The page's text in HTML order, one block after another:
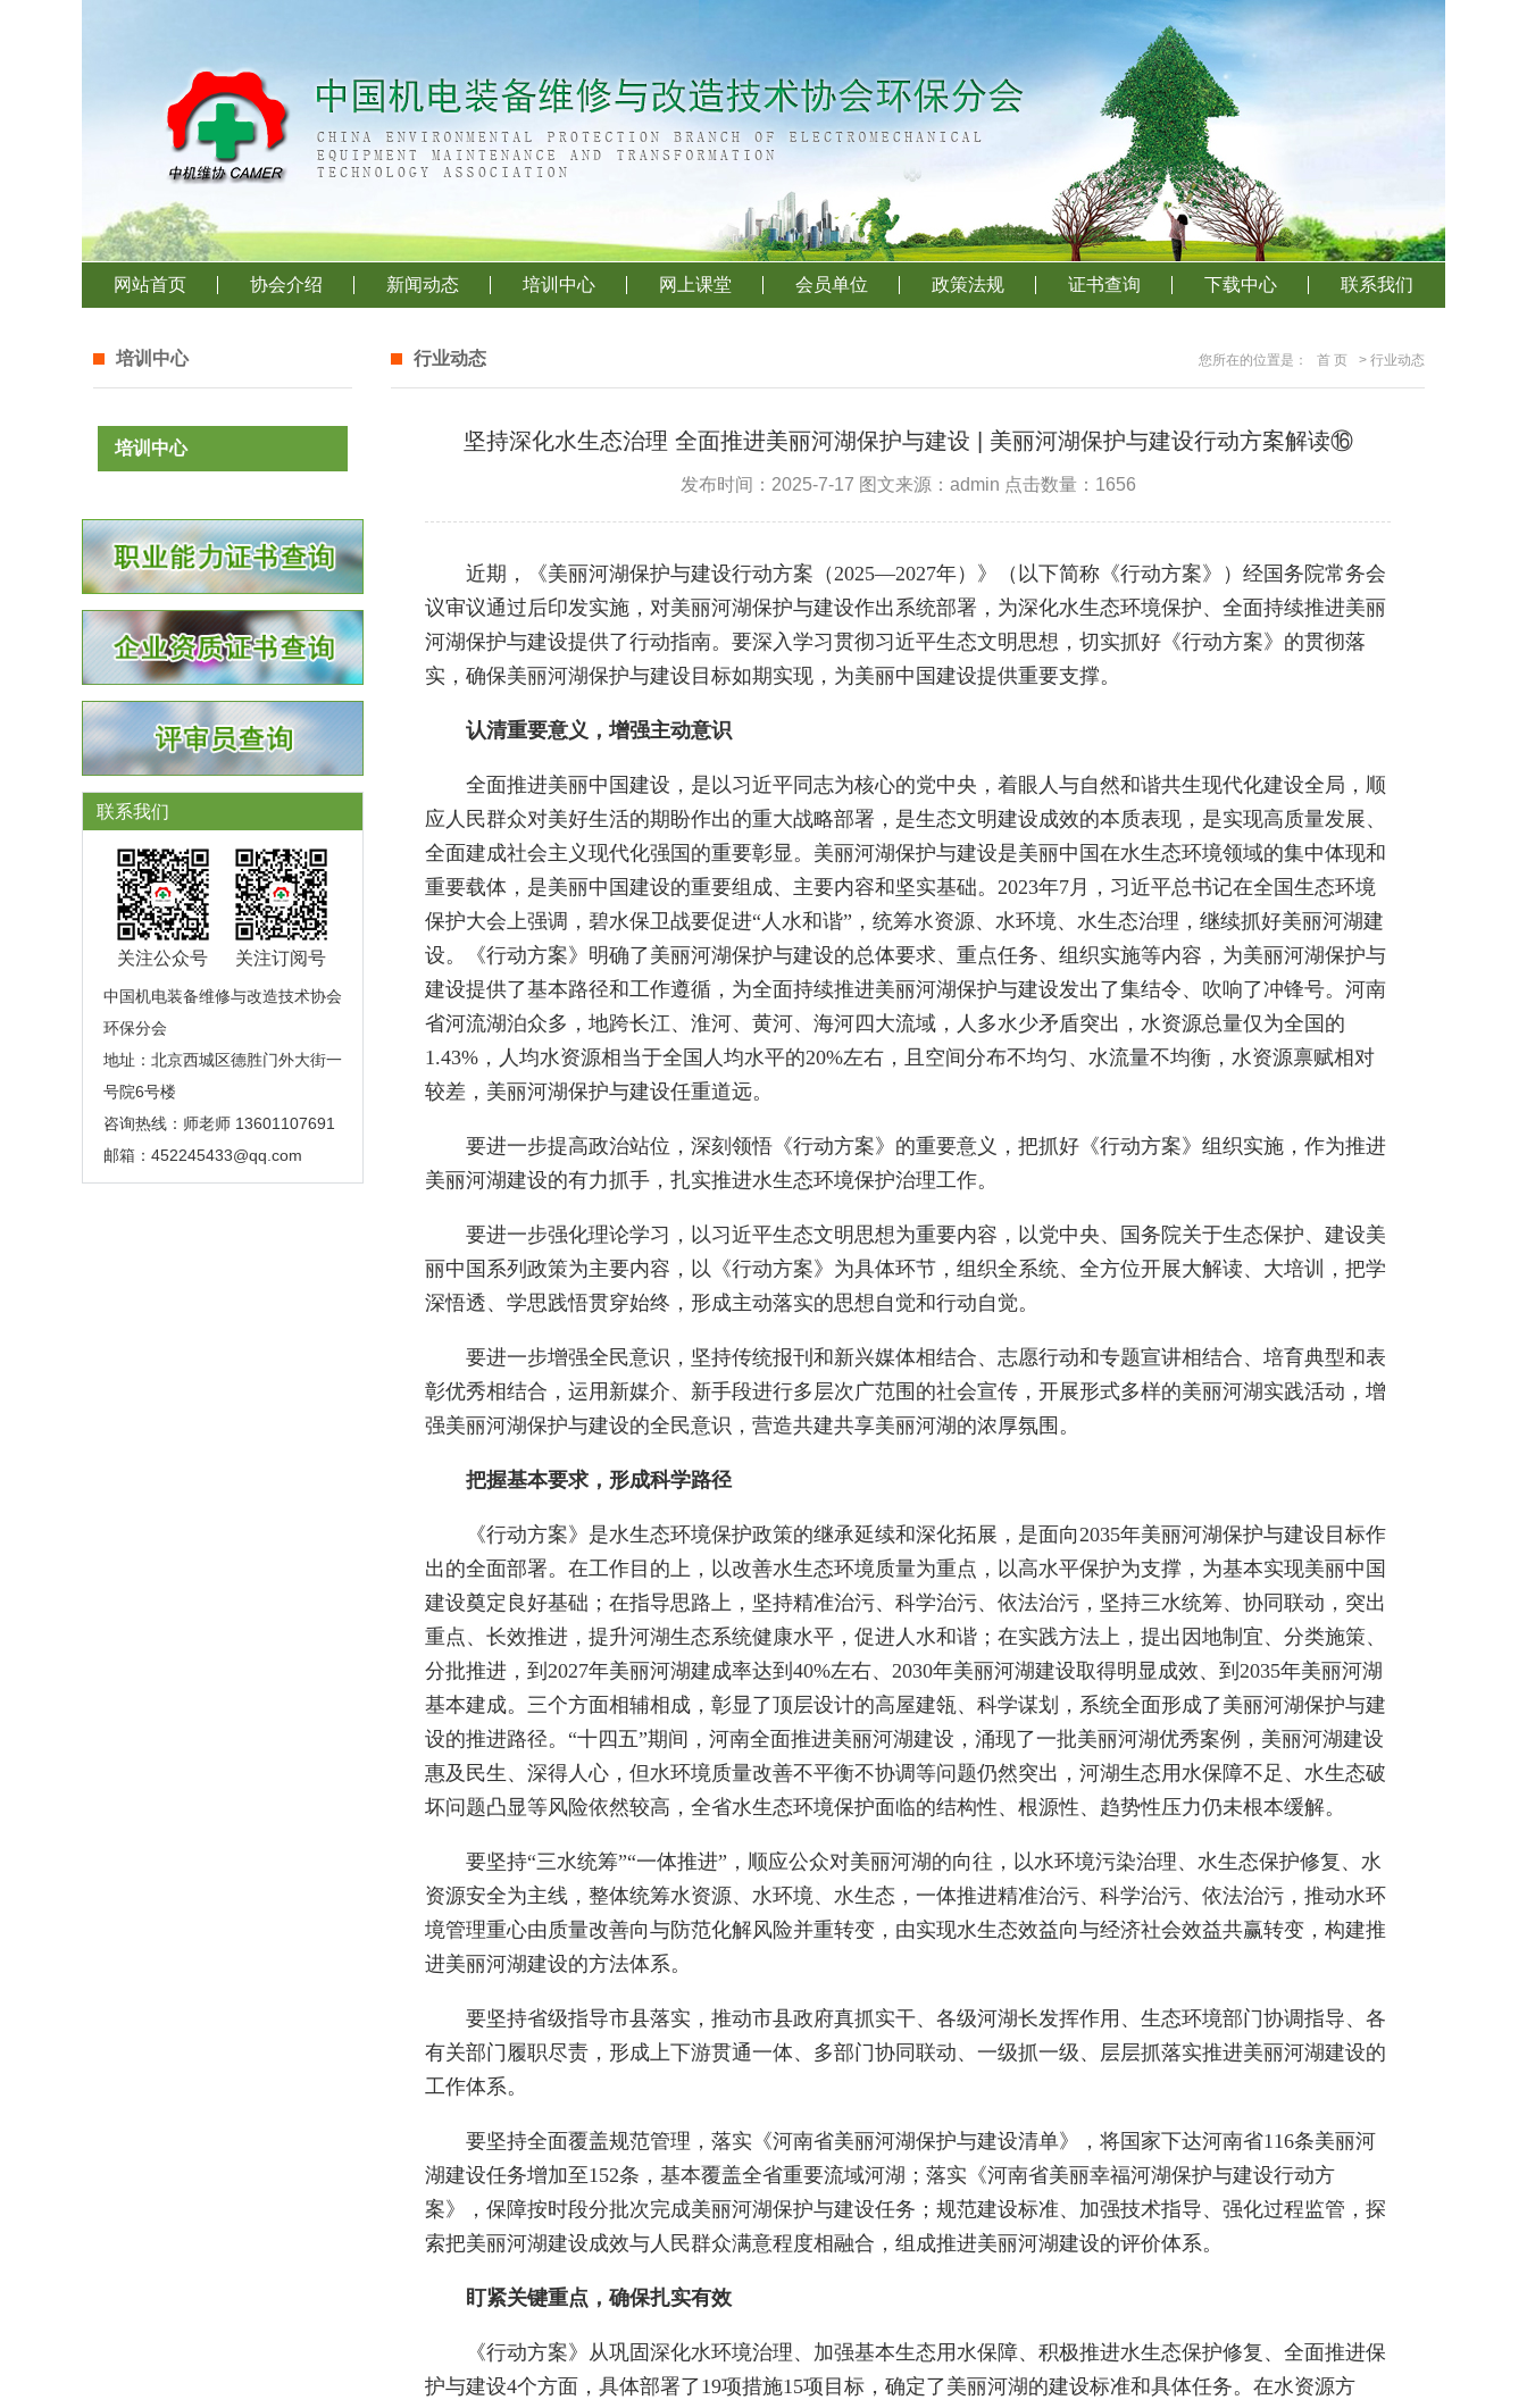
网站首页 协会介绍 新闻动态 培训中心 网上课堂 会员单位 政策法规 证书查询 下载中心 联系我们
培训中心
培训中心
联系我们
关注公众号 关注订阅号
中国机电装备维修与改造技术协会
环保分会
地址：北京西城区德胜门外大街一
号院6号楼
咨询热线：师老师 13601107691
邮箱： 452245433@qq.com
行业动态 您所在的位置是： 首 页 > 行业动态
坚持深化水生态治理 全面推进美丽河湖保护与建设 | 美丽河湖保护与建设行动方案解读⑯
发布时间：2025-7-17 图文来源：admin 点击数量：1656
近期，《美丽河湖保护与建设行动方案（2025—2027年）》（以下简称《行动方案》）经国务院常务会
议审议通过后印发实施，对美丽河湖保护与建设作出系统部署，为深化水生态环境保护、全面持续推进美丽
河湖保护与建设提供了行动指南。要深入学习贯彻习近平生态文明思想，切实抓好《行动方案》的贯彻落
实，确保美丽河湖保护与建设目标如期实现，为美丽中国建设提供重要支撑。
认清重要意义，增强主动意识
全面推进美丽中国建设，是以习近平同志为核心的党中央，着眼人与自然和谐共生现代化建设全局，顺
应人民群众对美好生活的期盼作出的重大战略部署，是生态文明建设成效的本质表现，是实现高质量发展、
全面建成社会主义现代化强国的重要彰显。美丽河湖保护与建设是美丽中国在水生态环境领域的集中体现和
重要载体，是美丽中国建设的重要组成、主要内容和坚实基础。2023年7月，习近平总书记在全国生态环境
保护大会上强调，碧水保卫战要促进“人水和谐”，统筹水资源、水环境、水生态治理，继续抓好美丽河湖建
设。《行动方案》明确了美丽河湖保护与建设的总体要求、重点任务、组织实施等内容，为美丽河湖保护与
建设提供了基本路径和工作遵循，为全面持续推进美丽河湖保护与建设发出了集结令、吹响了冲锋号。河南
省河流湖泊众多，地跨长江、淮河、黄河、海河四大流域，人多水少矛盾突出，水资源总量仅为全国的
1.43%，人均水资源相当于全国人均水平的20%左右，且空间分布不均匀、水流量不均衡，水资源禀赋相对
较差，美丽河湖保护与建设任重道远。
要进一步提高政治站位，深刻领悟《行动方案》的重要意义，把抓好《行动方案》组织实施，作为推进
美丽河湖建设的有力抓手，扎实推进水生态环境保护治理工作。
要进一步强化理论学习，以习近平生态文明思想为重要内容，以党中央、国务院关于生态保护、建设美
丽中国系列政策为主要内容，以《行动方案》为具体环节，组织全系统、全方位开展大解读、大培训，把学
深悟透、学思践悟贯穿始终，形成主动落实的思想自觉和行动自觉。
要进一步增强全民意识，坚持传统报刊和新兴媒体相结合、志愿行动和专题宣讲相结合、培育典型和表
彰优秀相结合，运用新媒介、新手段进行多层次广范围的社会宣传，开展形式多样的美丽河湖实践活动，增
强美丽河湖保护与建设的全民意识，营造共建共享美丽河湖的浓厚氛围。
把握基本要求，形成科学路径
《行动方案》是水生态环境保护政策的继承延续和深化拓展，是面向2035年美丽河湖保护与建设目标作
出的全面部署。在工作目的上，以改善水生态环境质量为重点，以高水平保护为支撑，为基本实现美丽中国
建设奠定良好基础；在指导思路上，坚持精准治污、科学治污、依法治污，坚持三水统筹、协同联动，突出
重点、长效推进，提升河湖生态系统健康水平，促进人水和谐；在实践方法上，提出因地制宜、分类施策、
分批推进，到2027年美丽河湖建成率达到40%左右、2030年美丽河湖建设取得明显成效、到2035年美丽河湖
基本建成。三个方面相辅相成，彰显了顶层设计的高屋建瓴、科学谋划，系统全面形成了美丽河湖保护与建
设的推进路径。“十四五”期间，河南全面推进美丽河湖建设，涌现了一批美丽河湖优秀案例，美丽河湖建设
惠及民生、深得人心，但水环境质量改善不平衡不协调等问题仍然突出，河湖生态用水保障不足、水生态破
坏问题凸显等风险依然较高，全省水生态环境保护面临的结构性、根源性、趋势性压力仍未根本缓解。
要坚持“三水统筹”“一体推进”，顺应公众对美丽河湖的向往，以水环境污染治理、水生态保护修复、水
资源安全为主线，整体统筹水资源、水环境、水生态，一体推进精准治污、科学治污、依法治污，推动水环
境管理重心由质量改善向与防范化解风险并重转变，由实现水生态效益向与经济社会效益共赢转变，构建推
进美丽河湖建设的方法体系。
要坚持省级指导市县落实，推动市县政府真抓实干、各级河湖长发挥作用、生态环境部门协调指导、各
有关部门履职尽责，形成上下游贯通一体、多部门协同联动、一级抓一级、层层抓落实推进美丽河湖建设的
工作体系。
要坚持全面覆盖规范管理，落实《河南省美丽河湖保护与建设清单》，将国家下达河南省116条美丽河
湖建设任务增加至152条，基本覆盖全省重要流域河湖；落实《河南省美丽幸福河湖保护与建设行动方
案》，保障按时段分批次完成美丽河湖保护与建设任务；规范建设标准、加强技术指导、强化过程监管，探
索把美丽河湖建设成效与人民群众满意程度相融合，组成推进美丽河湖建设的评价体系。
盯紧关键重点，确保扎实有效
《行动方案》从巩固深化水环境治理、加强基本生态用水保障、积极推进水生态保护修复、全面推进保
护与建设4个方面，具体部署了19项措施15项目标，确定了美丽河湖的建设标准和具体任务。在水资源方